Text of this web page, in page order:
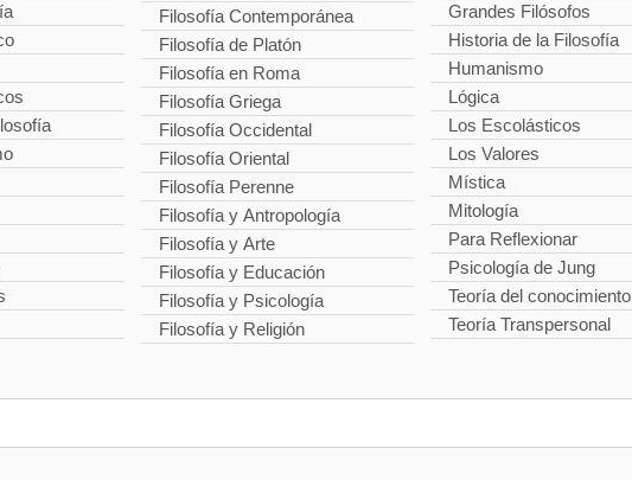
Filosofía Contemporánea
Filosofía de Platón
Filosofía en Roma
Filosofía Griega
Filosofía Occidental
Filosofía Oriental
Filosofía Perenne
Filosofía y Antropología
Filosofía y Arte
Filosofía y Educación
Filosofía y Psicología
Filosofía y Religión
Grandes Filósofos
Historia de la Filosofía
Humanismo
Lógica
Los Escolásticos
Los Valores
Mística
Mitología
Para Reflexionar
Psicología de Jung
Teoría del conocimiento
Teoría Transpersonal